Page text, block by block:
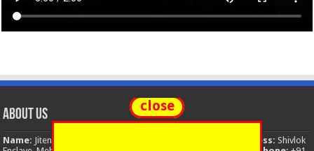
About Us
Name: Jitendra Singh Address: Shivlok
close